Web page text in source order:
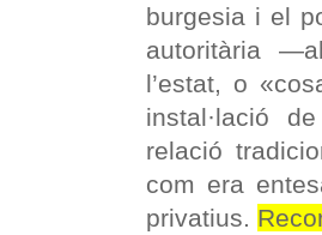
burgesia i el
autoritària
l’estat, o
instal·lació
relació
com era
privatius.